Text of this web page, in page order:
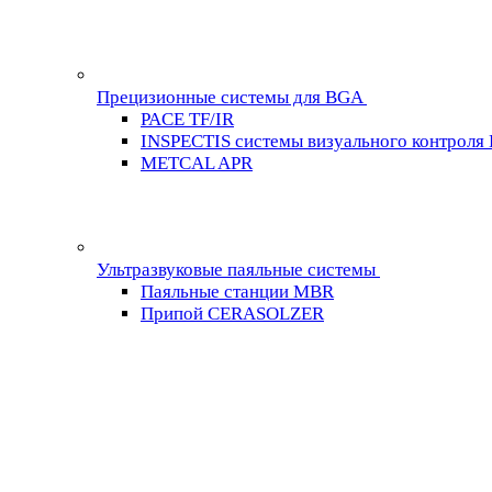
Прецизионные системы для BGA
PACE TF/IR
INSPECTIS системы визуального контроля
METCAL APR
Ультразвуковые паяльные системы
Паяльные станции MBR
Припой CERASOLZER